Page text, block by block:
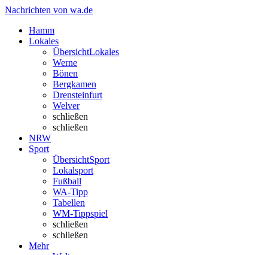
Nachrichten von wa.de
Hamm
Lokales
ÜbersichtLokales
Werne
Bönen
Bergkamen
Drensteinfurt
Welver
schließen
schließen
NRW
Sport
ÜbersichtSport
Lokalsport
Fußball
WA-Tipp
Tabellen
WM-Tippspiel
schließen
schließen
Mehr